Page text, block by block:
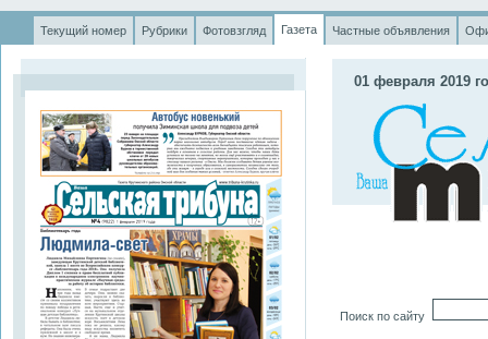
Текущий номер Рубрики Фотовзгляд Газета Частные объявления
01 февраля 2019
Поиск по сайту